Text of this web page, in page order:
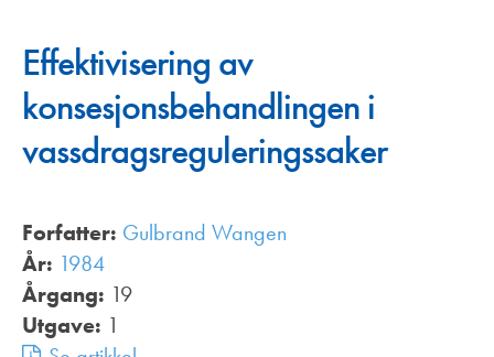
Effektivisering av
konsesjonsbehandlingen i
vassdragsreguleringssaker
Forfatter: Gulbrand Wangen
År: 1984
Årgang: 19
Utgave: 1